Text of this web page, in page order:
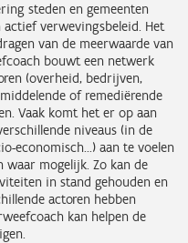
steden en gemeenten
verwevingsbeleid. Het
van de meerwaarde van
bouwt een netwerk
(overheid, bedrijven,
of remediërende
Vaak komt het er op aan
niveaus (in de
economisch...) aan te voelen
waar mogelijk. Zo kan de
in stand gehouden en
actoren hebben
kan helpen de